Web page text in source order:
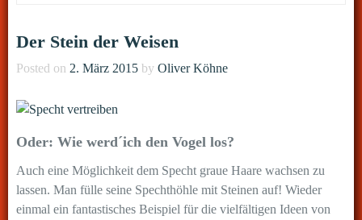
Der Stein der Weisen
Posted on 2. März 2015 by Oliver Köhne
Oder: Wie werd´ich den Vogel los?
Auch eine Möglichkeit dem Specht graue Haare wachsen zu
lassen. Man fülle seine Spechthöhle mit Steinen auf! Wieder
einmal ein fantastisches Beispiel für die vielfältigen Ideen von